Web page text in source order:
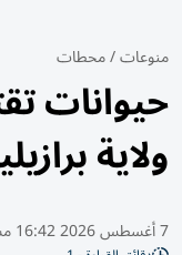
منوعات/محطات
حيوانات
ولاية
7 أغسطس 2026 16:42 مساء